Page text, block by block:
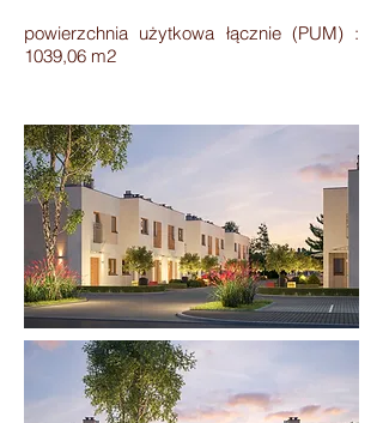
powierzchnia użytkowa łącznie (PUM) :
1039,06 m2